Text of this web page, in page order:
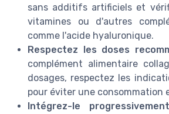
sans additifs artificiels et
vitamines ou d'autres
comme l'acide hyaluronique.
Respectez les doses
complément alimentaire
dosages, respectez les
pour éviter une consommation
Intégrez-le